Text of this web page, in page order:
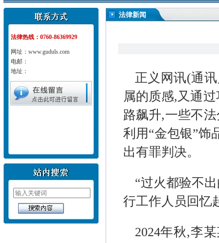
法律热线：0760-86369929
网址：www.guduls.com
电邮：
地址：
法律新闻
正义网讯(通
属的质感,又通
路飙升,一些不
利用“金包银”饰
出有罪判决。
“过火都验不
行工作人员回忆
2024年秋,李